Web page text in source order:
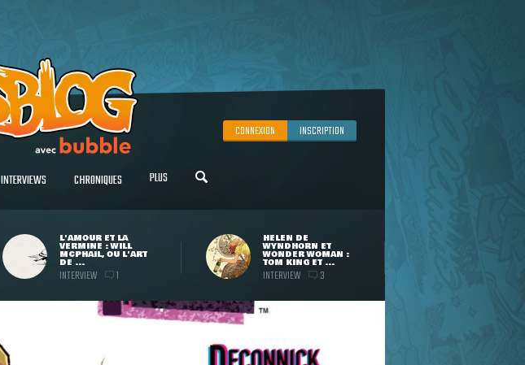
CONNEXION INSCRIPTION
INTERVIEWS CHRONIQUES PLUS
L'AMOUR ET LA
VERMINE : WILL
MCPHAIL, OU L'ART
DE ...
INTERVIEW 1
HELEN DE
WYNDHORN ET
WONDER WOMAN :
TOM KING ET ...
INTERVIEW 3